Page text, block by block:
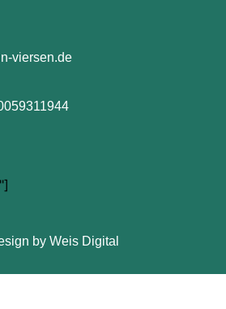
viersen.de
by Weis Digital